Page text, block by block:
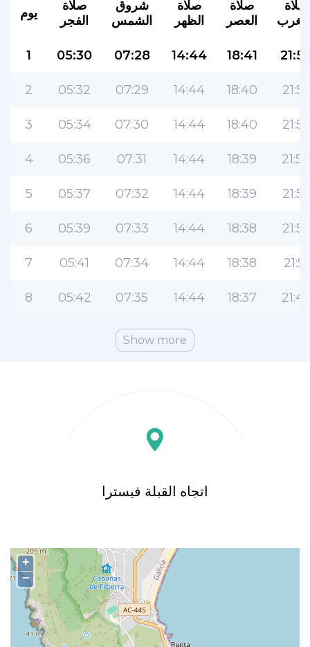
يوم
صلاة
الفجر
شروق
الشمس
صلاة
الظهر
صلاة
العصر
صلاة
1 05:30 07:28 14:44 18:41
2 05:32 07:29 14:44 18:40 21:57
3 05:34 07:30 14:44 18:40 21:56
4 05:36 07:31 14:44 18:39 21:54
5 05:37 07:32 14:44 18:39 21:53
6 05:39 07:33 14:44 18:38 21:52
7 05:41 07:34 14:44 18:38 21:51
8 05:42 07:35 14:44 18:37
Show more
اتجاه القبلة فيسترا
+
−